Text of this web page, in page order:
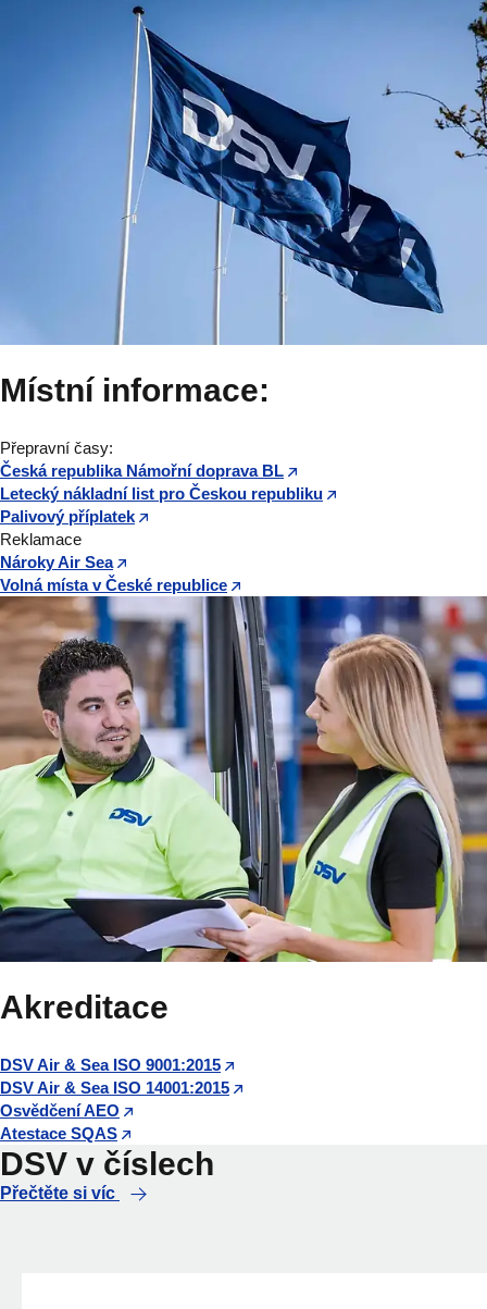
Místní informace:
Přepravní časy:
Česká republika Námořní doprava BL
Letecký nákladní list pro Českou republiku
Palivový příplatek
Reklamace
Nároky Air Sea
Volná místa v České republice
Akreditace
DSV Air & Sea ISO 9001:2015
DSV Air & Sea ISO 14001:2015
Osvědčení AEO
Atestace SQAS
DSV v číslech
Přečtěte si víc